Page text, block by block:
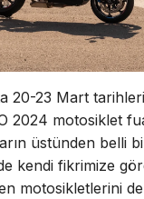
20-23 Mart
2024 motosiklet
üstünden belli
kendi fikrimize
motosikletlerini